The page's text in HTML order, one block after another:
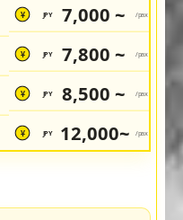
¥ JPY 7,000 ~ /pax
¥ JPY 7,800 ~ /pax
¥ JPY 8,500 ~ /pax
¥ JPY 12,000~ /pax